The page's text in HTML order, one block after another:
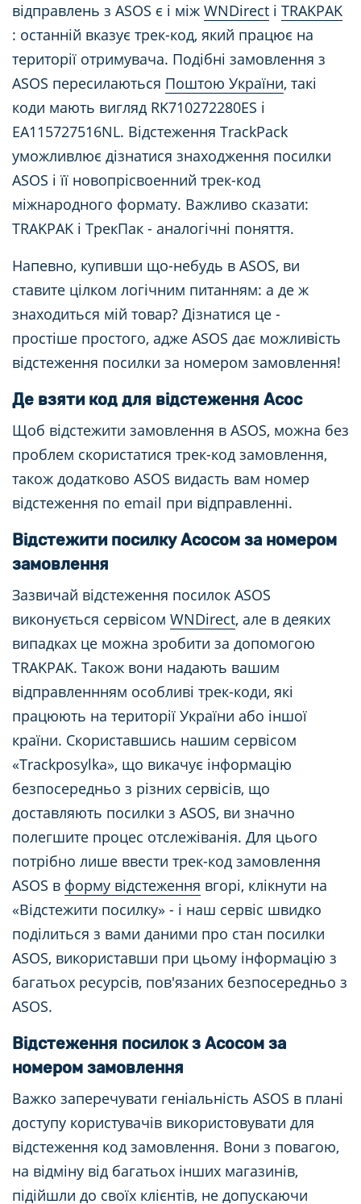
відправлень з ASOS є і між WNDirect і TRAKPAK
: останній вказує трек-код, який працює на
території отримувача. Подібні замовлення з
ASOS пересилаються Поштою України, такі
коди мають вигляд RK710272280ES і
EA115727516NL. Відстеження TrackPack
уможливлює дізнатися знаходження посилки
ASOS і її новопрісвоенний трек-код
міжнародного формату. Важливо сказати:
TRAKPAK і ТрекПак - аналогічні поняття.
Напевно, купивши що-небудь в ASOS, ви
ставите цілком логічним питанням: а де ж
знаходиться мій товар? Дізнатися це -
простіше простого, адже ASOS дає можливість
відстеження посилки за номером замовлення!
Де взяти код для відстеження Асос
Щоб відстежити замовлення в ASOS, можна без
проблем скористатися трек-код замовлення,
також додатково ASOS видасть вам номер
відстеження по email при відправленні.
Відстежити посилку Асосом за номером
замовлення
Зазвичай відстеження посилок ASOS
виконується сервісом WNDirect, але в деяких
випадках це можна зробити за допомогою
TRAKPAK. Також вони надають вашим
відправленнням особливі трек-коди, які
працюють на території України або іншої
країни. Скориставшись нашим сервісом
«Trackposylka», що викачує інформацію
безпосередньо з різних сервісів, що
доставляють посилки з ASOS, ви значно
полегшите процес отслежіванія. Для цього
потрібно лише ввести трек-код замовлення
ASOS в форму відстеження вгорі, клікнути на
«Відстежити посилку» - і наш сервіс швидко
поділиться з вами даними про стан посилки
ASOS, використавши при цьому інформацію з
багатьох ресурсів, пов'язаних безпосередньо з
ASOS.
Відстеження посилок з Асосом за
номером замовлення
Важко заперечувати геніальність ASOS в плані
доступу користувачів використовувати для
відстеження код замовлення. Вони з повагою,
на відміну від багатьох інших магазинів,
підійшли до своїх клієнтів, не допускаючи